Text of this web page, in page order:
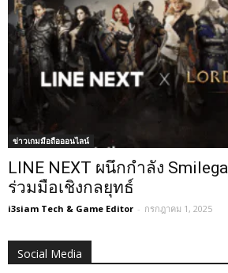
ข่าวเกมมือถือออนไลน์
LINE NEXT ผนึกกำลัง
ร่วมมือเชิงกลยุทธ์
i3siam Tech & Game Editor - กรกฎาคม 1, 2025
Social Media